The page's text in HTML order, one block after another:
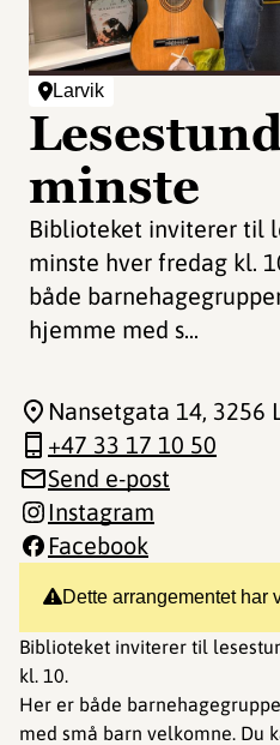
Larvik
minste
Biblioteket inviterer til
minste hver fredag kl.
både
hjemme med s...
Dette arrangementet har
Biblioteket inviterer til
kl. 10.
Her er både
med små barn velkomne. Du
Nansetgata 14, 3256
+47 33 17 10 50
Send e-post
Instagram
Facebook